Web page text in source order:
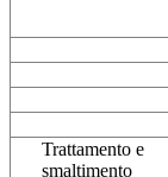
Trattamento e
smaltimento